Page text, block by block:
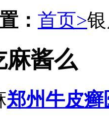
： 首页>
麻酱么
郑州牛皮癣